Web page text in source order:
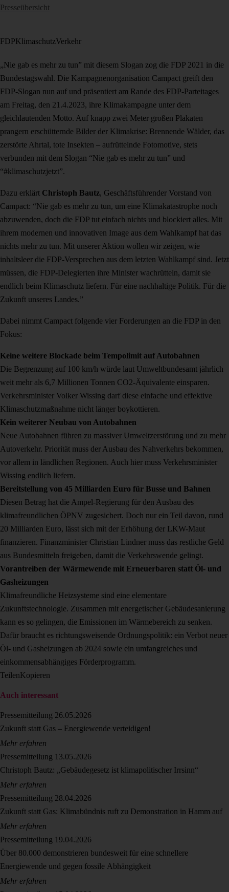
Presseübersicht
FDPKlimaschutzVerkehr
„Nie gab es mehr zu tun” mit diesem Slogan zog die FDP 2021 in die
Bundestagswahl. Die Kampagnenorganisation Campact greift den
FDP-Slogan nun auf und präsentiert am Rande des FDP-Parteitages
am Freitag, den 21.4.2023, ihre Klimakampagne unter dem
gleichlautenden Motto. Auf knapp zwei Meter großen Plakaten
prangern erschütternde Bilder der Klimakrise: Brennende Wälder, das
zerstörte Ahrtal, tote Insekten – aufrüttelnde Fotomotive, stets
verbunden mit dem Slogan “Nie gab es mehr zu tun” und
“#klimaschutzjetzt”.
Dazu erklärt Christoph Bautz, Geschäftsführender Vorstand von
Campact: “Nie gab es mehr zu tun, um eine Klimakatastrophe noch
abzuwenden, doch die FDP tut einfach nichts und blockiert alles. Mit
ihrem modernen und innovativen Image aus dem Wahlkampf hat das
nichts mehr zu tun. Mit unserer Aktion wollen wir zeigen, wie
inhaltsleer die FDP-Versprechen aus dem letzten Wahlkampf sind. Jetzt
müssen, die FDP-Delegierten ihre Minister wachrütteln, damit sie
endlich beim Klimaschutz liefern. Für eine nachhaltige Politik. Für die
Zukunft unseres Landes.”
Dabei nimmt Campact folgende vier Forderungen an die FDP in den
Fokus:
Keine weitere Blockade beim Tempolimit auf Autobahnen
Die Begrenzung auf 100 km/h würde laut Umweltbundesamt jährlich
weit mehr als 6,7 Millionen Tonnen CO2-Äquivalente einsparen.
Verkehrsminister Volker Wissing darf diese einfache und effektive
Klimaschutzmaßnahme nicht länger boykottieren.
Kein weiterer Neubau von Autobahnen
Neue Autobahnen führen zu massiver Umweltzerstörung und zu mehr
Autoverkehr. Priorität muss der Ausbau des Nahverkehrs bekommen,
vor allem in ländlichen Regionen. Auch hier muss Verkehrsminister
Wissing endlich liefern.
Bereitstellung von 45 Milliarden Euro für Busse und Bahnen
Diesen Betrag hat die Ampel-Regierung für den Ausbau des
klimafreundlichen ÖPNV zugesichert. Doch nur ein Teil davon, rund
20 Milliarden Euro, lässt sich mit der Erhöhung der LKW-Maut
finanzieren. Finanzminister Christian Lindner muss das restliche Geld
aus Bundesmitteln freigeben, damit die Verkehrswende gelingt.
Vorantreiben der Wärmewende mit Erneuerbaren statt Öl- und
Gasheizungen
Klimafreundliche Heizsysteme sind eine elementare
Zukunftstechnologie. Zusammen mit energetischer Gebäudesanierung
kann es so gelingen, die Emissionen im Wärmebereich zu senken.
Dafür braucht es richtungsweisende Ordnungspolitik: ein Verbot neuer
Öl- und Gasheizungen ab 2024 sowie ein umfangreiches und
einkommensabhängiges Förderprogramm.
TeilenKopieren
Auch interessant
Pressemitteilung 26.05.2026
Zukunft statt Gas – Energiewende verteidigen!
Mehr erfahren
Pressemitteilung 13.05.2026
Christoph Bautz: „Gebäudegesetz ist klimapolitischer Irrsinn“
Mehr erfahren
Pressemitteilung 28.04.2026
Zukunft statt Gas: Klimabündnis ruft zu Demonstration in Hamm auf
Mehr erfahren
Pressemitteilung 19.04.2026
Über 80.000 demonstrieren bundesweit für eine schnellere
Energiewende und gegen fossile Abhängigkeit
Mehr erfahren